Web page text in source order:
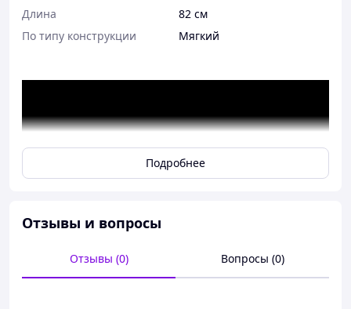
Длина
82 см
По типу конструкции
Мягкий
Подробнее
Отзывы и вопросы
Отзывы (0) Вопросы (0)